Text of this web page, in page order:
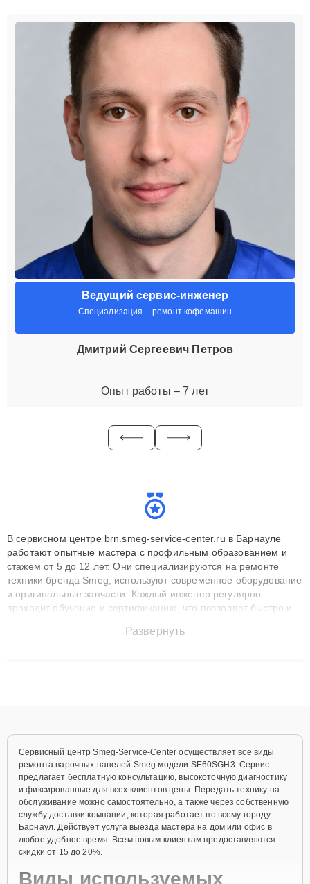
Ведущий сервис-инженер
Специализация – ремонт кофемашин
Дмитрий Сергеевич Петров
Опыт работы – 7 лет
В сервисном центре brn.smeg-service-center.ru в Барнауле
работают опытные мастера с профильным образованием и
стажем от 5 до 12 лет. Они специализируются на ремонте
техники бренда Smeg, используют современное оборудование
и оригинальные запчасти. Каждый инженер регулярно
проходит обучение и сертификацию, что позволяет быстро и
сохранением гарантии до 3 лет. Наши мастера решают
Развернуть
Сервисный центр Smeg-Service-Center осуществляет все виды
ремонта варочных панелей Smeg модели SE60SGH3. Сервис
предлагает бесплатную консультацию, высокоточную диагностику
и фиксированные для всех клиентов цены. Передать технику на
обслуживание можно самостоятельно, а также через собственную
службу доставки компании, которая работает по всему городу
Барнаул. Действует услуга выезда мастера на дом или офис в
любое удобное время. Всем новым клиентам предоставляются
скидки от 15 до 20%.
Виды используемых